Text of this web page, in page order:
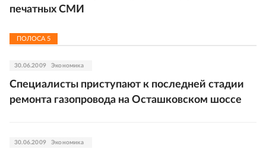
печатных СМИ
ПОЛОСА 5
30.06.2009 Экономика
Специалисты приступают к последней стадии
ремонта газопровода на Осташковском шоссе
30.06.2009 Экономика